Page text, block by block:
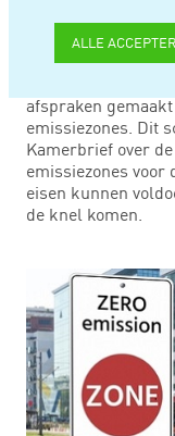
ALLE
Gemeenten,
afspraken
emissiezones. Dit
Kamerbrief over
emissiezones voor
eisen kunnen
de knel komen.